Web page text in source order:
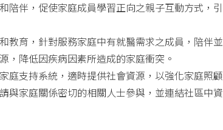
陪伴，促使家庭成員學習正向之親子互動方式，
教育，針對服務家庭中有就醫需求之成員，陪伴
，降低因疾病因素所造成的家庭衝突。
庭支持系統，適時提供社會資源，以強化家庭照
與家庭關係密切的相關人士參與，並連結社區中